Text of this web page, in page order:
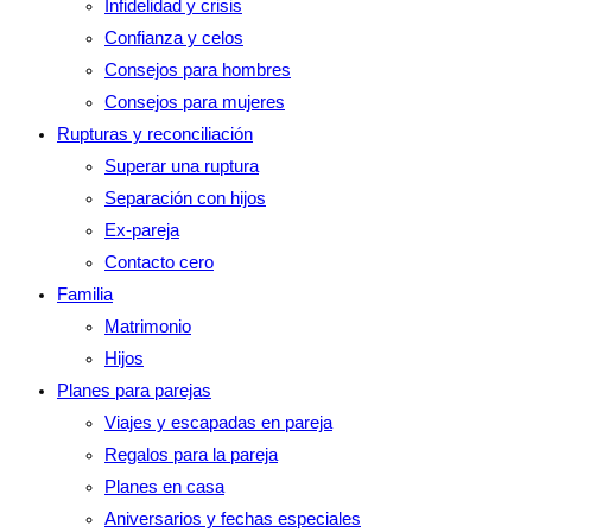
Infidelidad y crisis
Confianza y celos
Consejos para hombres
Consejos para mujeres
Rupturas y reconciliación
Superar una ruptura
Separación con hijos
Ex-pareja
Contacto cero
Familia
Matrimonio
Hijos
Planes para parejas
Viajes y escapadas en pareja
Regalos para la pareja
Planes en casa
Aniversarios y fechas especiales